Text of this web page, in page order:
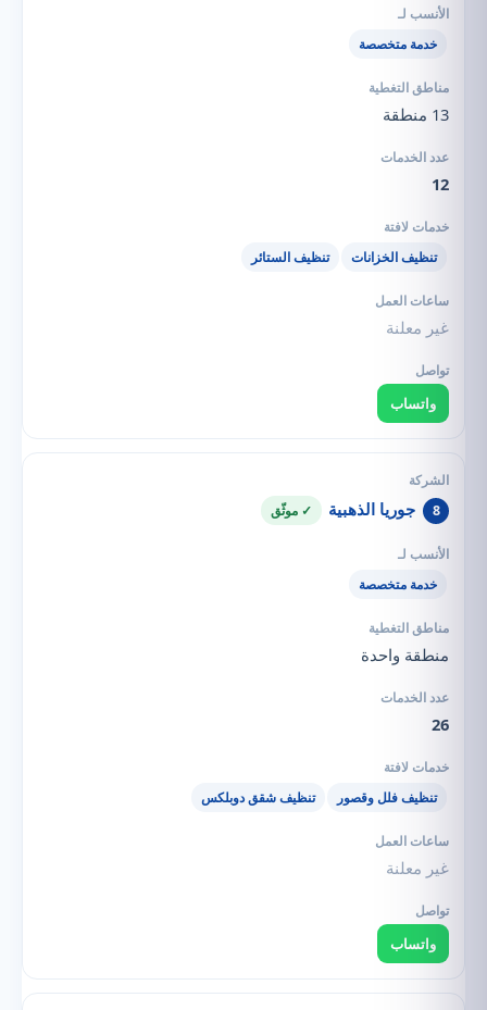
خدمة متخصصة
13 منطقة
12
تنظيف الخزانات تنظيف الستائر
غير معلنة
واتساب
8 جوريا الذهبية ✓ موثّق
خدمة متخصصة
منطقة واحدة
26
تنظيف فلل وقصور تنظيف شقق دوبلكس
غير معلنة
واتساب